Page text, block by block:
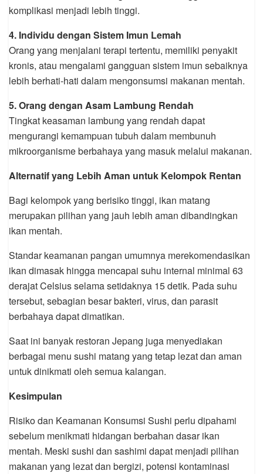
komplikasi menjadi lebih tinggi.
4. Individu dengan Sistem Imun Lemah
Orang yang menjalani terapi tertentu, memiliki penyakit
kronis, atau mengalami gangguan sistem imun sebaiknya
lebih berhati-hati dalam mengonsumsi makanan mentah.
5. Orang dengan Asam Lambung Rendah
Tingkat keasaman lambung yang rendah dapat
mengurangi kemampuan tubuh dalam membunuh
mikroorganisme berbahaya yang masuk melalui makanan.
Alternatif yang Lebih Aman untuk Kelompok Rentan
Bagi kelompok yang berisiko tinggi, ikan matang
merupakan pilihan yang jauh lebih aman dibandingkan
ikan mentah.
Standar keamanan pangan umumnya merekomendasikan
ikan dimasak hingga mencapai suhu internal minimal 63
derajat Celsius selama setidaknya 15 detik. Pada suhu
tersebut, sebagian besar bakteri, virus, dan parasit
berbahaya dapat dimatikan.
Saat ini banyak restoran Jepang juga menyediakan
berbagai menu sushi matang yang tetap lezat dan aman
untuk dinikmati oleh semua kalangan.
Kesimpulan
Risiko dan Keamanan Konsumsi Sushi perlu dipahami
sebelum menikmati hidangan berbahan dasar ikan
mentah. Meski sushi dan sashimi dapat menjadi pilihan
makanan yang lezat dan bergizi, potensi kontaminasi